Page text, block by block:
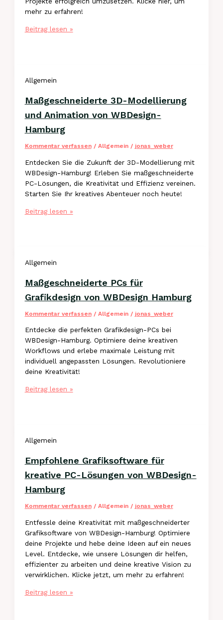
mehr zu erfahren!
Optimierung
Hamburg
Beitrag lesen »
Allgemein
Maßgeschneiderte 3D-Modellierung
und Animation von WBDesign-
Hamburg
Kommentar verfassen / Allgemein/ jonas_weber
Entdecken Sie die Zukunft der 3D-Modellierung mit
WBDesign-Hamburg! Erleben Sie maßgeschneiderte
PC-Lösungen, die Kreativität und Effizienz vereinen.
Starten Sie Ihr kreatives Abenteuer noch heute!
Maßgeschneiderte
von
Hamburg
Beitrag lesen »
Allgemein
Maßgeschneiderte PCs für
Grafikdesign von WBDesign Hamburg
Kommentar verfassen / Allgemein/ jonas_weber
Entdecke die perfekten Grafikdesign-PCs bei
WBDesign-Hamburg. Optimiere deine kreativen
Workflows und erlebe maximale Leistung mit
individuell angepassten Lösungen. Revolutioniere
deine Kreativität!
Maßgeschneiderte
WBDesign
Beitrag lesen »
Allgemein
Empfohlene Grafiksoftware für
kreative PC-Lösungen von WBDesign-
Hamburg
Kommentar verfassen / Allgemein/ jonas_weber
Entfessle deine Kreativität mit maßgeschneiderter
Grafiksoftware von WBDesign-Hamburg! Optimiere
deine Projekte und hebe deine Ideen auf ein neues
Level. Entdecke, wie unsere Lösungen dir helfen,
effizienter zu arbeiten und deine kreative Vision zu
verwirklichen. Klicke jetzt, um mehr zu erfahren!
Empfohlene
Beitrag lesen »